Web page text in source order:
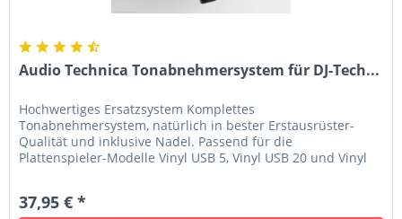
Audio Technica Tonabnehmersystem für DJ-Tech...
Hochwertiges Ersatzsystem Komplettes
Tonabnehmersystem, natürlich in bester Erstausrüster-
Qualität und inklusive Nadel. Passend für die
Plattenspieler-Modelle Vinyl USB 5, Vinyl USB 20 und Vinyl
37,95 € *